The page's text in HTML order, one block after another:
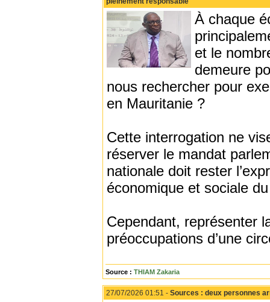
À chaque
et le
demeure
nous rechercher pour
en Mauritanie ?
Cette interrogation ne
réserver le mandat
nationale doit rester
économique et sociale
Cependant, représenter
préoccupations d’une
Source : THIAM Zakaria
27/07/2026 01:51 - Sources : deux personnes